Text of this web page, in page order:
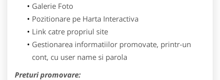
Galerie Foto
Pozitionare pe Harta Interactiva
Link catre propriul site
Gestionarea informatiilor promovate, printr-un
cont, cu user name si parola
Preturi promovare: